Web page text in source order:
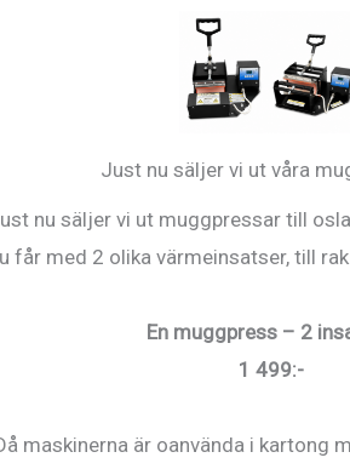
Just nu säljer vi ut våra
nu säljer vi ut muggpressar till
får med 2 olika värmeinsatser, till
En muggpress – 2
1 499:-
maskinerna är oanvända i kartong